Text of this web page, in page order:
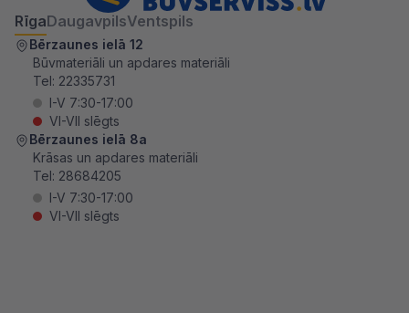
RīgaDaugavpilsVentspils
Bērzaunes ielā 12
Būvmateriāli un apdares materiāli
Tel: 22335731
I-V 7:30-17:00
VI-VII slēgts
Bērzaunes ielā 8a
Krāsas un apdares materiāli
Tel: 28684205
I-V 7:30-17:00
VI-VII slēgts